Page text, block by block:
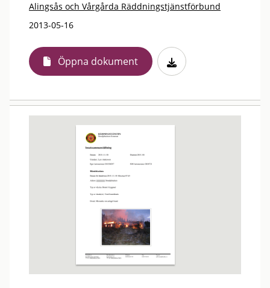
Alingsås och Vårgårda Räddningstjänstförbund
2013-05-16
Öppna dokument